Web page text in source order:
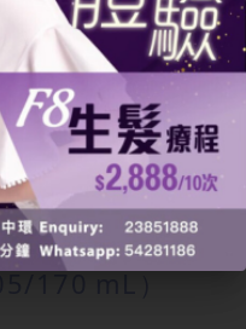
適合戶外活動與
質地清爽，能保
線雙重傷害，並
抗熱護
170 mL）